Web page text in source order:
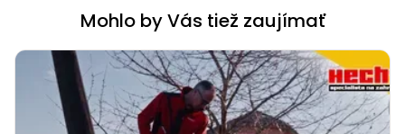
Mohlo by Vás tiež zaujímať